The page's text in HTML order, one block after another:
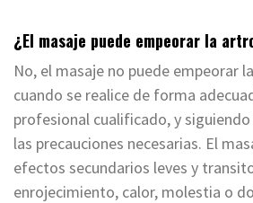
¿El masaje puede empeorar la
No, el masaje no puede empeorar
cuando se realice de forma
profesional cualificado, y
las precauciones necesarias. El
efectos secundarios leves y
enrojecimiento, calor, molestia o